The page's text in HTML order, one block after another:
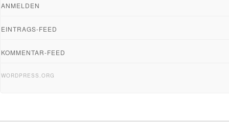
ANMELDEN
EINTRAGS-FEED
KOMMENTAR-FEED
WORDPRESS.ORG